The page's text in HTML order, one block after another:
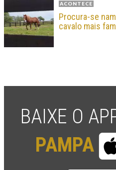
ACONTECE
Procura-se
cavalo mais
BAIXE O
PAMPA